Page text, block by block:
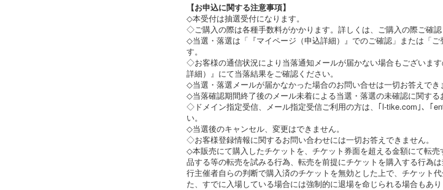
【お申込に関する注意事項】
◇本受付は抽選受付になります。
◇ご購入の際は各種手数料がかかります。詳しくは、ご購入の際ご確認
◇当選・落選は「『マイページ（申込詳細）』でのご確認」または「
す。
◇お客様の通信状況により当落通知メールが届かない場合もございま
詳細）』にて当落結果をご確認ください。
◇当選・落選メールが届かなかった場合のお問い合せは一切お答えでき
◇当落確認期間終了後のメール未着による当選・落選の未確認に関する
◇ドメイン指定受信、メール指定受信ご利用の方は、｢l-tike.com｣、｢
い。
◇当選後のキャンセル、変更はできません。
◇お客様登録情報に関するお問い合わせには一切お答えできません。
◇本販売にて購入したチケットを、チケット券面を超える金額にて転
品する等の転売を試みる行為、転売を前提にチケットを購入する行為
行主催者自らの判断で購入済のチケットを無効とした上で、チケット
た、すでに入場している場合には強制的に退場を命じられる場合もあ